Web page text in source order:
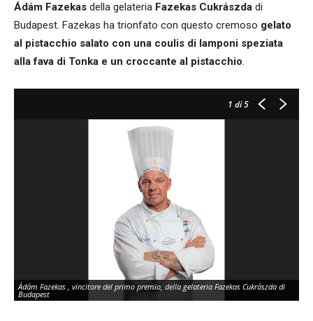
Ádám Fazekas della gelateria Fazekas Cukrászda di
Budapest. Fazekas ha trionfato con questo cremoso gelato
al pistacchio salato con una coulis di lamponi speziata
alla fava di Tonka e un croccante al pistacchio.
1 di 5
Ádám Fazekas , vincitore del primo premio, della gelateria Fazekas Cukrászda di
Budapest